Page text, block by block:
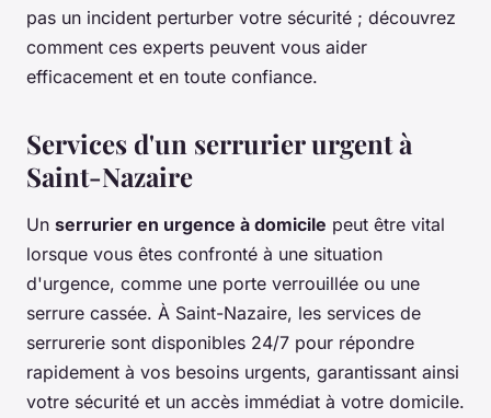
pas un incident perturber votre sécurité ; découvrez
comment ces experts peuvent vous aider
efficacement et en toute confiance.
Services d'un serrurier urgent à
Saint-Nazaire
Un serrurier en urgence à domicile peut être vital
lorsque vous êtes confronté à une situation
d'urgence, comme une porte verrouillée ou une
serrure cassée. À Saint-Nazaire, les services de
serrurerie sont disponibles 24/7 pour répondre
rapidement à vos besoins urgents, garantissant ainsi
votre sécurité et un accès immédiat à votre domicile.